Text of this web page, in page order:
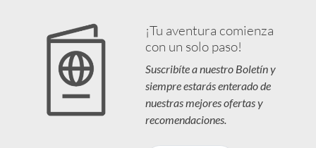
¡Tu aventura comienza
con un solo paso!
Suscribíte a nuestro Boletín y
siempre estarás enterado de
nuestras mejores ofertas y
recomendaciones.